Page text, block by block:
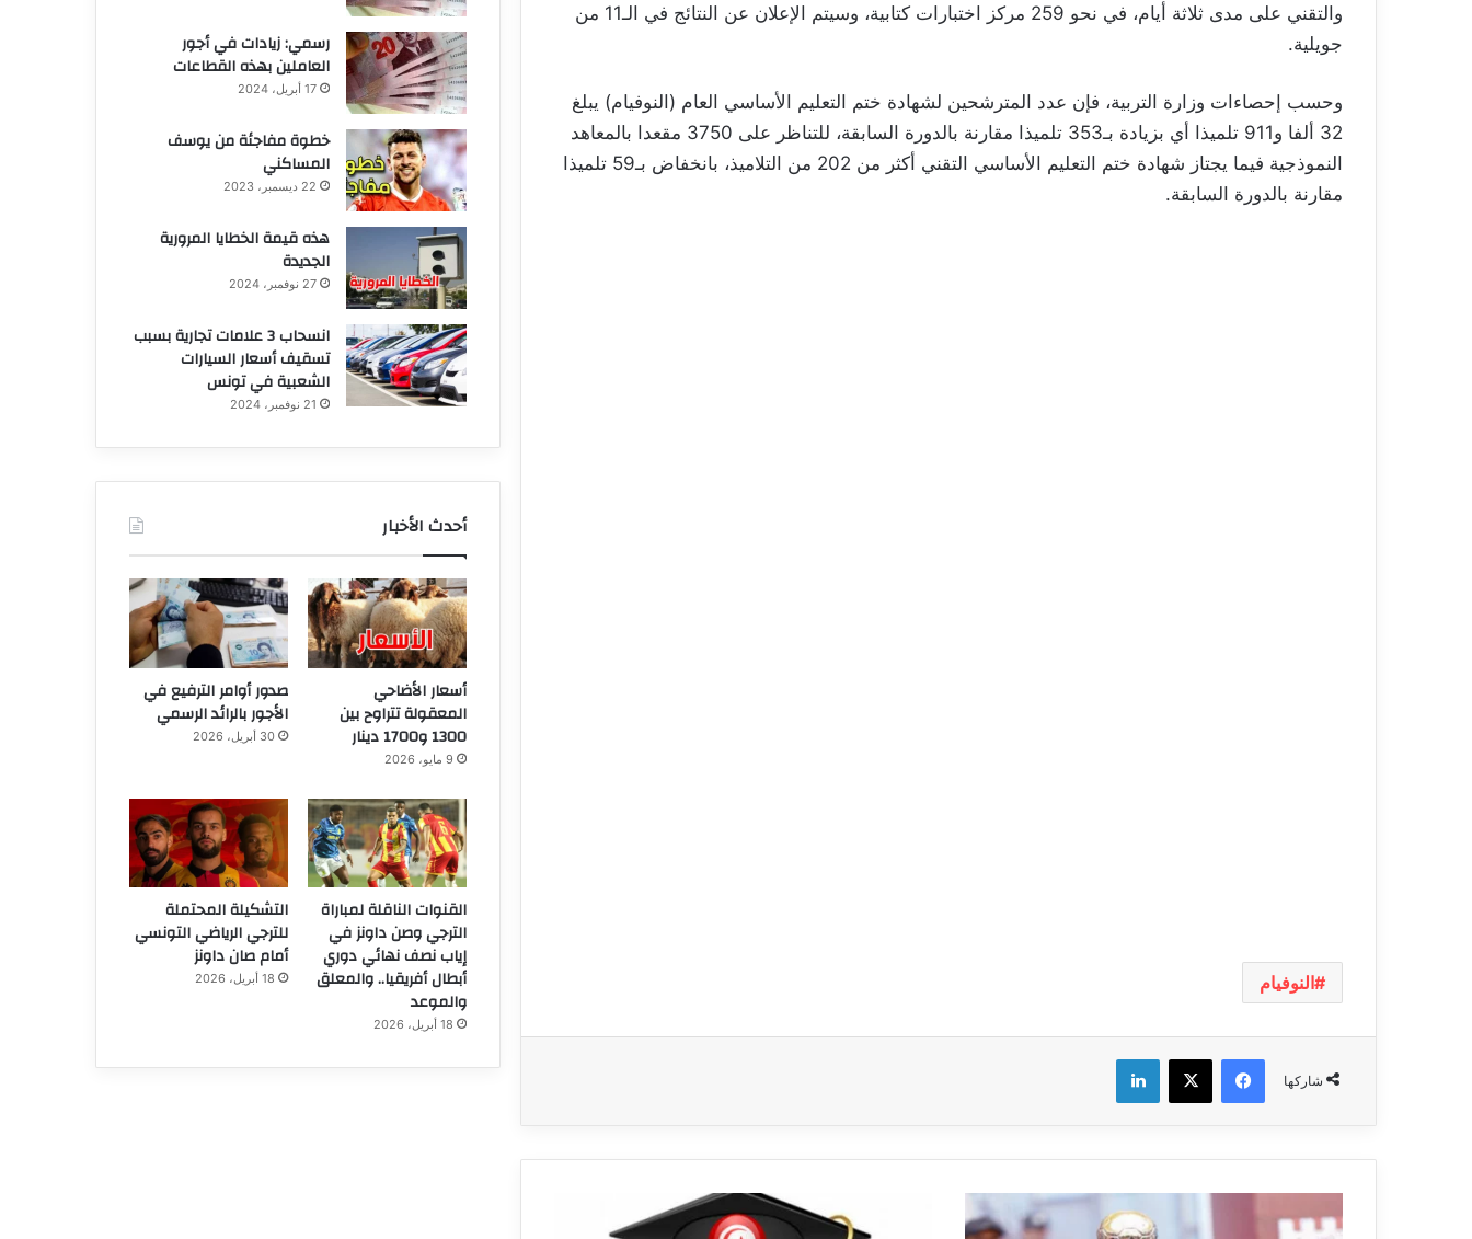
والتقني على مدى ثلاثة أيام، في نحو 259 مركز اختبارات كتابية، وسيتم الإعلان عن النتائج في الـ11 من
جويلية.
وحسب إحصاءات وزارة التربية، فإن عدد المترشحين لشهادة ختم التعليم الأساسي العام (النوفيام) يبلغ
32 ألفا و911 تلميذا أي بزيادة بـ353 تلميذا مقارنة بالدورة السابقة، للتناظر على 3750 مقعدا بالمعاهد
النموذجية فيما يجتاز شهادة ختم التعليم الأساسي التقني أكثر من 202 من التلاميذ، بانخفاض بـ59 تلميذا
مقارنة بالدورة السابقة.
النوفيام
شاركها
فيسبوك ‫X لينكدإن
تونس
رسمي: زيادات في أجور
العاملين بهذه القطاعات
17 أبريل، 2024
خطوة مفاجئة من يوسف
المساكني
22 ديسمبر، 2023
هذه قيمة الخطايا المرورية
الجديدة
27 نوفمبر، 2024
انسحاب 3 علامات تجارية بسبب
تسقيف أسعار السيارات
الشعبية في تونس
21 نوفمبر، 2024
أحدث الأخبار
أسعار الأضاحي
المعقولة تتراوح بين
1300 و1700 دينار
9 مايو، 2026
صدور أوامر الترفيع في
الأجور بالرائد الرسمي
30 أبريل، 2026
القنوات الناقلة لمباراة
الترجي وصن داونز في
إياب نصف نهائي دوري
أبطال أفريقيا.. والمعلق
والموعد
18 أبريل، 2026
التشكيلة المحتملة
للترجي الرياضي التونسي
أمام صان داونز
18 أبريل، 2026